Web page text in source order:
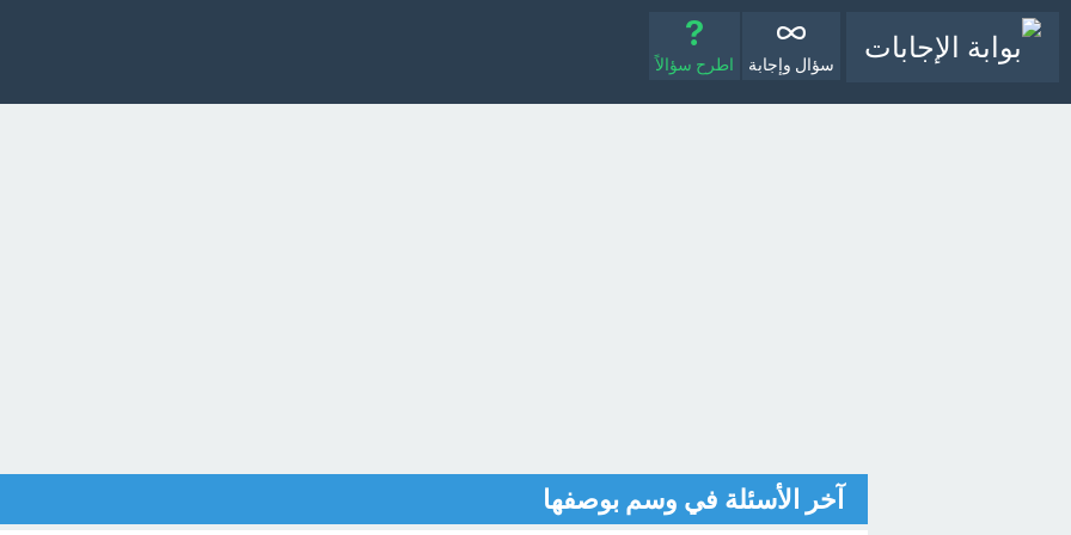
سؤال وإجابة اطرح سؤالاً
آخر الأسئلة في وسم بوصفها